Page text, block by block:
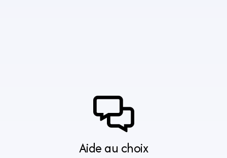
Aide au choix